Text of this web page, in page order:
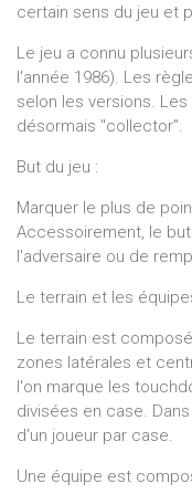
certain sens du jeu et
Le jeu a connu
l'année 1986). Les
selon les versions.
désormais "collector".
But du jeu :
Marquer le plus de
Accessoirement, le
l'adversaire ou de
Le terrain et les
Le terrain est
zones latérales et
l'on marque les
divisées en case.
d'un joueur par case.
Une équipe est